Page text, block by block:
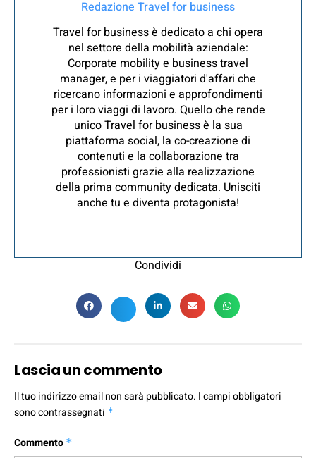
Redazione Travel for business
Travel for business è dedicato a chi opera
nel settore della mobilità aziendale:
Corporate mobility e business travel
manager, e per i viaggiatori d'affari che
ricercano informazioni e approfondimenti
per i loro viaggi di lavoro. Quello che rende
unico Travel for business è la sua
piattaforma social, la co-creazione di
contenuti e la collaborazione tra
professionisti grazie alla realizzazione
della prima community dedicata. Unisciti
anche tu e diventa protagonista!
Condividi
Lascia un commento
Il tuo indirizzo email non sarà pubblicato. I campi obbligatori
sono contrassegnati *
Commento *